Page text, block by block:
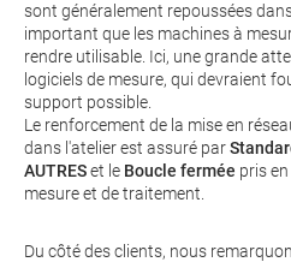
sont généralement repoussées
important que les machines à
rendre utilisable. Ici, une grande
logiciels de mesure, qui devraient
support possible.
Le renforcement de la mise en
dans l'atelier est assuré par
AUTRESet le Boucle fermée pris
mesure et de traitement.
Du côté des clients, nous